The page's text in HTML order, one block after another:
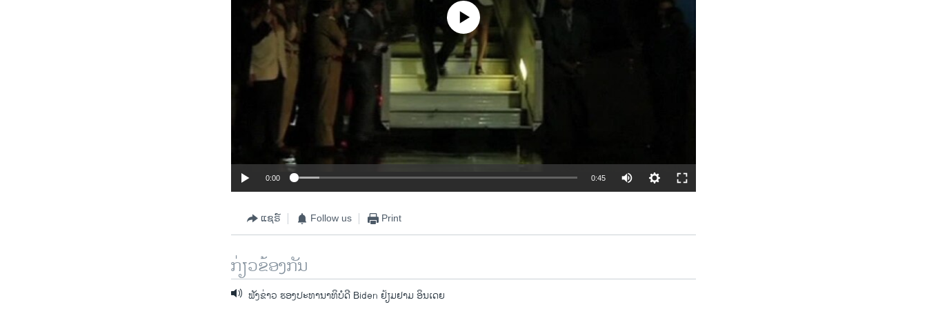
No media source currently available
0:00 0:45
ແຊຣ໌ Follow us Print
ກ່ຽວຂ້ອງກັນ
ຟັງຂ່າວ ຮອງປະທານາທິບໍດີ Biden ຢ້ຽມຢາມ ອິນເດຍ